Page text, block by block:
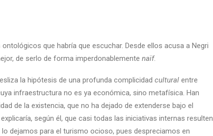
que habría que escuchar. Desde ellos acusa a Negri
de serlo de forma imperdonablemente naïf.
la hipótesis de una profunda complicidad cultural entre
infraestructura no es ya económica, sino metafísica. Han
de la existencia, que no ha dejado de extenderse bajo el
según él, que casi todas las iniciativas internas resulten
dejamos para el turismo ocioso, pues despreciamos en